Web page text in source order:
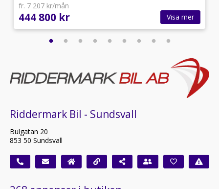
fr. 7 207 kr/mån
444 800 kr Visa mer
Riddermark Bil - Sundsvall
Bulgatan 20
853 50 Sundsvall